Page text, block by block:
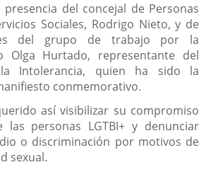
del concejal de Personas
Sociales, Rodrigo Nieto, y de
del grupo de trabajo por la
Olga Hurtado, representante del
Intolerancia, quien ha sido la
conmemorativo.
así visibilizar su compromiso
personas LGTBI+ y denunciar
o discriminación por motivos de
sexual.